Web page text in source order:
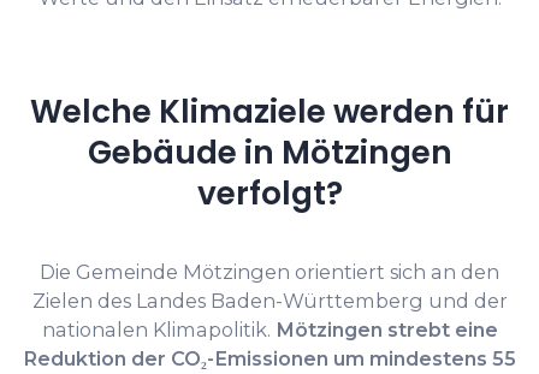
Welche Klimaziele werden für
Gebäude in Mötzingen
verfolgt?
Die Gemeinde Mötzingen orientiert sich an den
Zielen des Landes Baden-Württemberg und der
nationalen Klimapolitik. Mötzingen strebt eine
Reduktion der CO₂-Emissionen um mindestens 55